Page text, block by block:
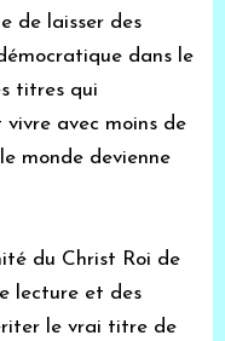
de laisser des
dans le
titres qui
vivre avec moins de
monde devienne
du Christ Roi de
lecture et des
le vrai titre de